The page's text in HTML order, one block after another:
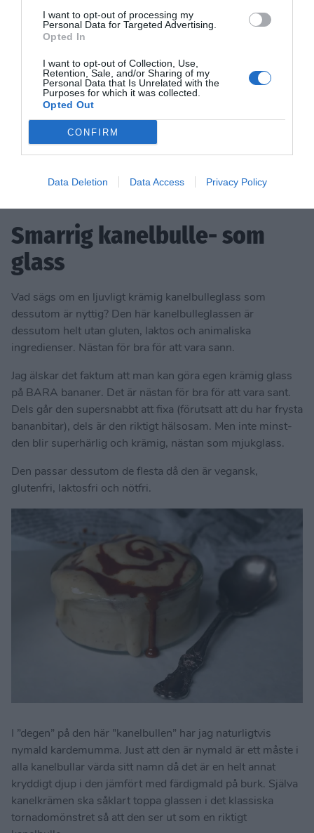
I want to opt-out of processing my
Personal Data for Targeted Advertising.
Opted In
I want to opt-out of Collection, Use,
Retention, Sale, and/or Sharing of my
Personal Data that Is Unrelated with the
Purposes for which it was collected.
Opted Out
CONFIRM
Data Deletion Data Access Privacy Policy
COMMENTS
Smarrig kanelbulle- som
glass
Vad sägs om en ljuvligt krämig kanelbulleglass som
dessutom är nyttig? Den här kanelbulleglassen är
dessutom helt utan gluten, laktos och animaliska
ingredienser. Nästan för bra för att vara sann.
Jag älskar det faktum att man kan göra egen krämig glass
på BARA bananer. Det är nästan för bra för att vara sant.
Dels går den supersnabbt att fixa (förutsatt att du har frysta
bananbitar), dels är den riktigt hälsosam. Men inte minst-
den blir superhärlig och krämig, nästan som mjukglass.
Den passar dessutom de flesta då den är vegansk,
glutenfri, laktosfri och nötfri.
I ”degen” på den här ”kanelbullen” har jag naturligtvis
nymald kardemumma. Just att den är nymald är ett måste i
alla kanelbullar värda sitt namn då det är en helt annat
kryddigt djup i den jämfört med färdigmald på burk. Själva
kanelkrämen ska såklart toppa glassen i det klassiska
tornadomönstret så att den ser ut som en riktigt